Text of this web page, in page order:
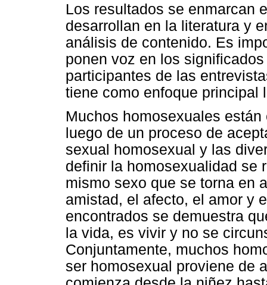
Los resultados se enmarcan
desarrollan en la literatura y
análisis de contenido. Es
ponen voz en los
participantes de las
tiene como enfoque principal
Muchos homosexuales
luego de un proceso de
sexual homosexual y las
definir la homosexualidad se
mismo sexo que se torna en
amistad, el afecto, el amor y
encontrados se demuestra
la vida, es vivir y no se
Conjuntamente, muchos
ser homosexual proviene de